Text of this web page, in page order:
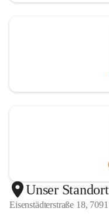
Unser Standort
Eisenstädterstraße 18,